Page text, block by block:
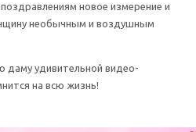
новое измерение и
необычным и воздушным
даму удивительной видео-
на всю жизнь!